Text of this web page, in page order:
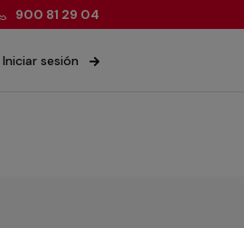
900 81 29 04
Iniciar sesión